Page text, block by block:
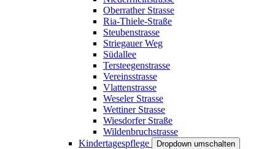
Oberrather Strasse
Ria-Thiele-Straße
Steubenstrasse
Striegauer Weg
Südallee
Tersteegenstrasse
Vereinsstrasse
Vlattenstrasse
Weseler Strasse
Wettiner Strasse
Wiesdorfer Straße
Wildenbruchstrasse
Kindertagespflege
Dropdown umschalten